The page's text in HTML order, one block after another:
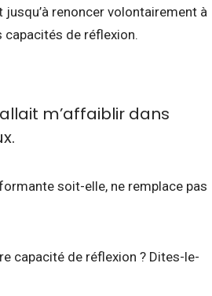
renoncer volontairement à
capacités de réflexion.
m’affaiblir dans
soit-elle, ne remplace pas
capacité de réflexion ? Dites-le-